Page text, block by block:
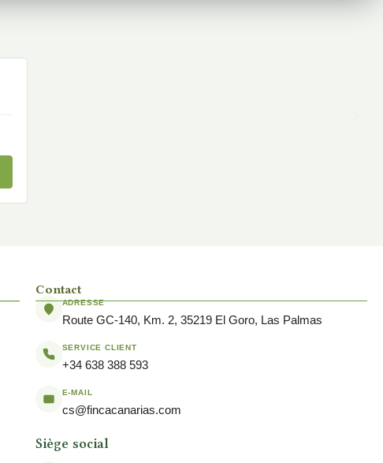
Contact
ADRESSE
Route GC-140, Km. 2, 35219 El Goro, Las Palmas
SERVICE CLIENT
+34 638 388 593
E-MAIL
cs@fincacanarias.com
Siège social